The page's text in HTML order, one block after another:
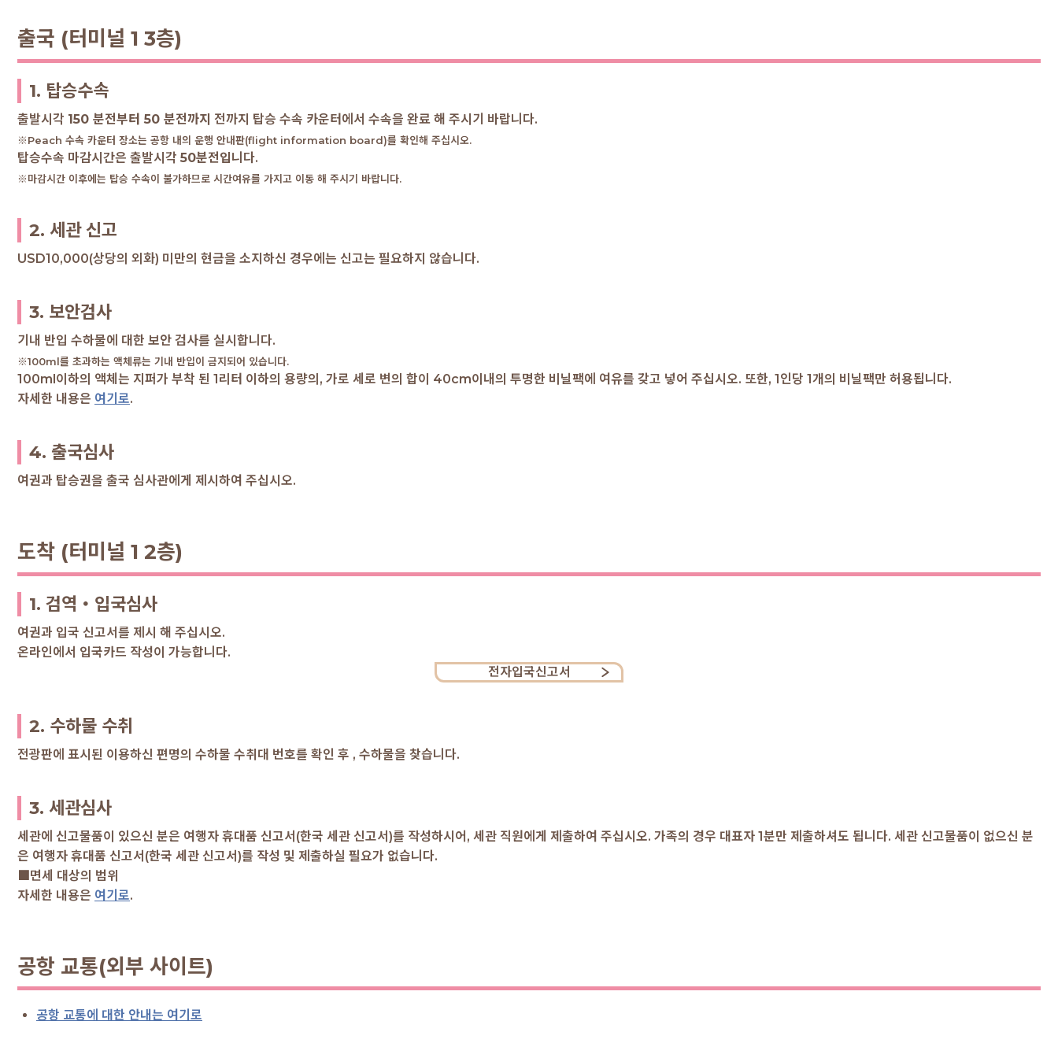
출국 (터미널 1 3층)
1. 탑승수속
출발시각 150 분전부터 50 분전까지 전까지 탑승 수속 카운터에서 수속을 완료 해 주시기 바랍니다.
※Peach 수속 카운터 장소는 공항 내의 운행 안내판(flight information board)를 확인해 주십시오.
탑승수속 마감시간은 출발시각 50분전입 니다.
※마감시간 이후에는 탑승 수속이 불가하므로 시간여유를 가지고 이동 해 주시기 바랍니다.
2. 세관 신고
USD10,000(상당의 외화) 미만의 현금을 소지하신 경우에는 신고는 필요하지 않습니다.
3. 보안검사
기내 반입 수하물에 대한 보안 검사를 실시합니다.
※100ml를 초과하는 액체류는 기내 반입이 금지되어 있습니다.
100ml이하의 액체는 지퍼가 부착 된 1리터 이하의 용량의, 가로 세로 변의 합이 40cm이내의 투명한 비닐팩에 여유를 갖고 넣어 주십시오. 또한, 1인당 1개의 비닐팩만 허용됩니다.
자세한 내용은 여기로.
4. 출국심사
여권과 탑승권을 출국 심사관에게 제시하여 주십시오.
도착 (터미널 1 2층)
1. 검역・입국심사
여권과 입국 신고서를 제시 해 주십시오.
온라인에서 입국카드 작성이 가능합니다.
전자입국신고서
2. 수하물 수취
전광판에 표시된 이용하신 편명의 수하물 수취대 번호를 확인 후 , 수하물을 찾습니다.
3. 세관심사
세관에 신고물품이 있으신 분은 여행자 휴대품 신고서(한국 세관 신고서)를 작성하시어, 세관 직원에게 제출하여 주십시오. 가족의 경우 대표자 1분만 제출하셔도 됩니다. 세관 신고물품이 없으신 분
은 여행자 휴대품 신고서(한국 세관 신고서)를 작성 및 제출하실 필요가 없습니다.
■면세 대상의 범위
자세한 내용은 여기로.
공항 교통(외부 사이트)
공항 교통에 대한 안내는 여기로